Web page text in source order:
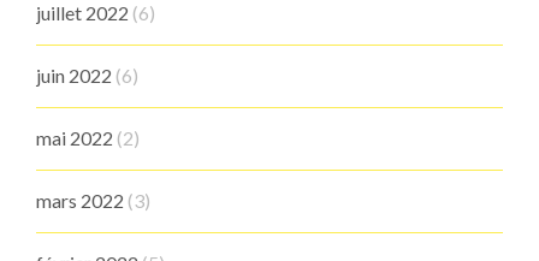
juillet 2022 (6)
juin 2022 (6)
mai 2022 (2)
mars 2022 (3)